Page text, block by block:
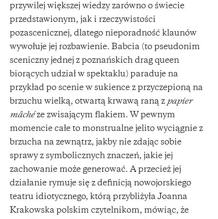
przywilej większej wiedzy zarówno o świecie
przedstawionym, jak i rzeczywistości
pozascenicznej, dlatego nieporadność klaunów
wywołuje jej rozbawienie. Babcia (to pseudonim
sceniczny jednej z poznańskich drag queen
biorących udział w spektaklu) paraduje na
przykład po scenie w sukience z przyczepioną na
brzuchu wielką, otwartą krwawą raną z papier
mâchéze zwisającym flakiem. W pewnym
momencie całe to monstrualne jelito wyciągnie z
brzucha na zewnątrz, jakby nie zdając sobie
sprawy z symbolicznych znaczeń, jakie jej
zachowanie może generować. A przecież jej
działanie rymuje się z definicją nowojorskiego
teatru idiotycznego, którą przybliżyła Joanna
Krakowska polskim czytelnikom, mówiąc, że